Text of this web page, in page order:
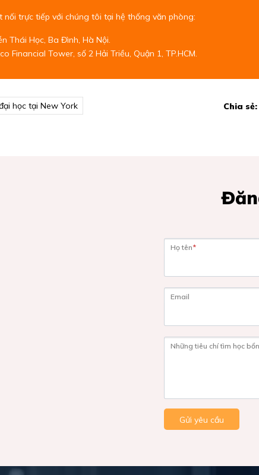
nối trực tiếp với chúng tôi tại hệ thống văn phòng:
Thái Học, Ba Đình, Hà Nội.
Financial Tower, số 2 Hải Triều, Quận 1, TP.HCM.
học tại New York Chia sẻ:
Họ tên*
Email
Những tiêu chí tìm học
Gửi yêu cầu